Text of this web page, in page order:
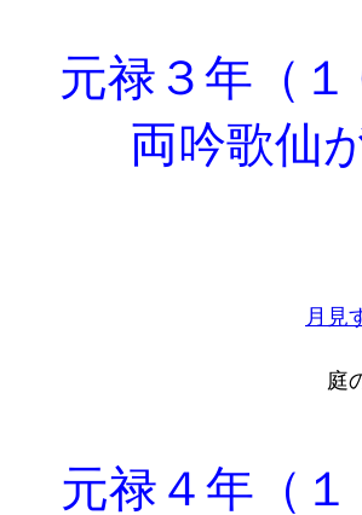
元禄３年（１
両吟歌仙
古
月見
庭
元禄４年（１